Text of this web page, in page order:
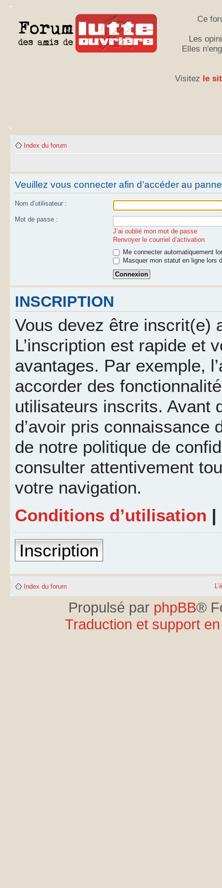
Ce
Les
Elles
Visitez le
Index du forum
Veuillez vous connecter afin d’accéder au
Nom d’utilisateur :
Mot de passe :
J’ai oublié mon mot de passe
Renvoyer le courriel d’activation
Me connecter automatiquement
Masquer mon statut en ligne lors
INSCRIPTION
Vous devez être inscrit(e)
L’inscription est rapide et
avantages. Par exemple,
accorder des
utilisateurs inscrits. Avant
d’avoir pris connaissance
de notre politique de
consulter attentivement
votre navigation.
Conditions d’utilisation |
Inscription
Index du forum
Propulsé par phpBB®
Traduction et support